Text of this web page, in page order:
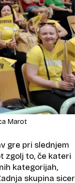
Marot
gre pri slednjem
zgolj to, če kateri
kategorijah,
skupina sicer